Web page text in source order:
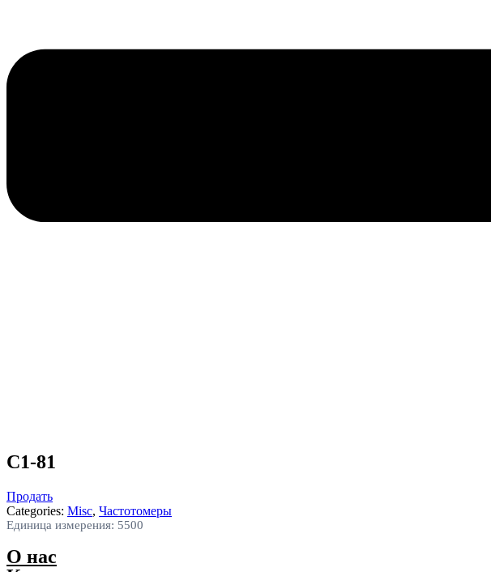
C1-81
Продать
Categories: Misc, Частотомеры
Единица измерения: 5500
О нас